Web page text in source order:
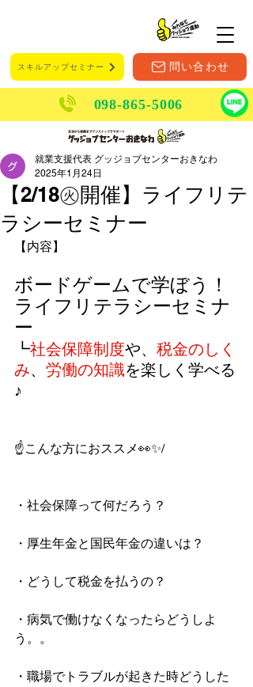
スキルアップセミナー 問い合わせ
098-865-5006
【2/18㊋開催】ライフリテ
ラシーセミナー
就業支援代表 グッジョブセンターおきなわ
2025年1月24日
【内容】
ボードゲームで学ぼう！
ライフリテラシーセミナ
ー
┗社会保障制度や、 税金のしく
み、 労働の知識を楽しく学べる
♪
☝こんな方におススメ👀✨/
・社会保障って何だろう？
・厚生年金と国民年金の違いは？
・どうして税金を払うの？
・病気で働けなくなったらどうしよ
う。。
・職場でトラブルが起きた時どうした